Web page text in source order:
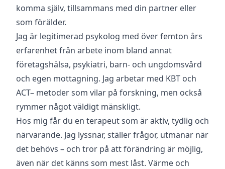
komma själv, tillsammans med din partner eller
som förälder.
Jag är legitimerad psykolog med över femton års
erfarenhet från arbete inom bland annat
företagshälsa, psykiatri, barn- och ungdomsvård
och egen mottagning. Jag arbetar med KBT och
ACT– metoder som vilar på forskning, men också
rymmer något väldigt mänskligt.
Hos mig får du en terapeut som är aktiv, tydlig och
närvarande. Jag lyssnar, ställer frågor, utmanar när
det behövs – och tror på att förändring är möjlig,
även när det känns som mest låst. Värme och